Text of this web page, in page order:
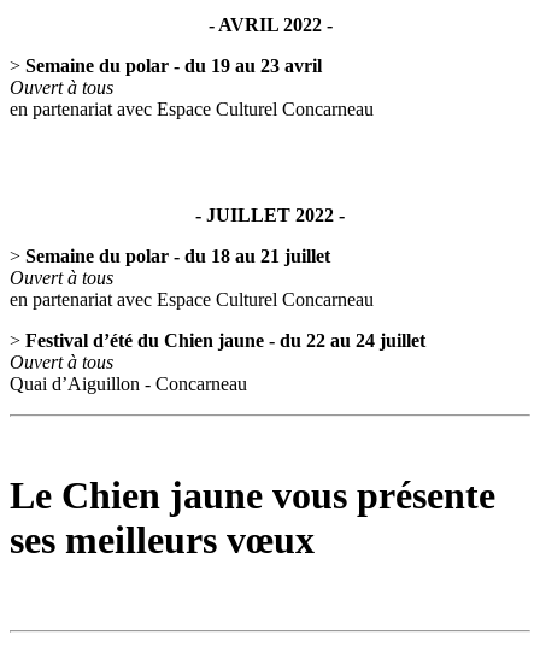
- AVRIL 2022 -
> Semaine du polar - du 19 au 23 avril
Ouvert à tous
en partenariat avec Espace Culturel Concarneau
- JUILLET 2022 -
> Semaine du polar - du 18 au 21 juillet
Ouvert à tous
en partenariat avec Espace Culturel Concarneau
> Festival d’été du Chien jaune - du 22 au 24 juillet
Ouvert à tous
Quai d’Aiguillon - Concarneau
Le Chien jaune vous présente
ses meilleurs vœux